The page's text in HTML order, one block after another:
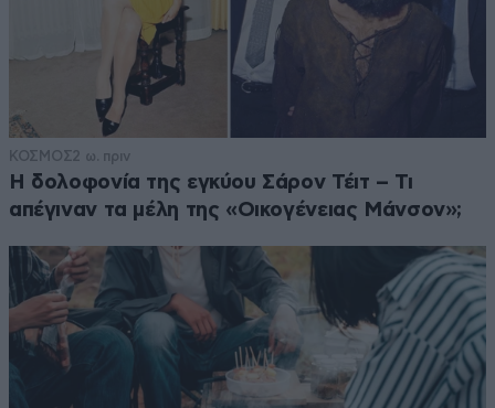
ΚΟΣΜΟΣ2 ω. πριν
Η δολοφονία της εγκύου Σάρον Τέιτ – Τι
απέγιναν τα μέλη της «Οικογένειας Μάνσον»;